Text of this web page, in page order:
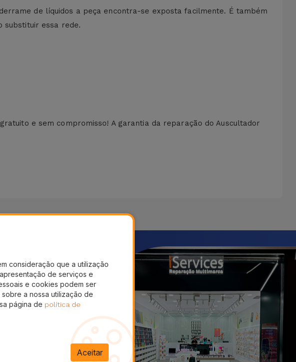
de líquidos a peça encontra-se exposta facilmente. É também
substituir essa rede.
e sem compromisso! A garantia da reparação do Auscultador
consideração que a utilização
de serviços e
e cookies podem ser
a nossa utilização de
página de política de
Aceitar